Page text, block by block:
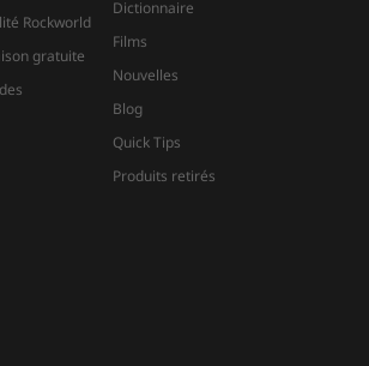
Rockworld
gratuite
Dictionnaire
Films
Nouvelles
Blog
Quick Tips
Produits retirés